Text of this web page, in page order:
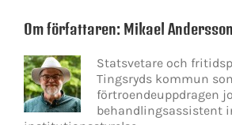
Om författaren: Mikael Andersson
Statsvetare och
Tingsryds kommun
förtroendeuppdragen
behandlingsassistent